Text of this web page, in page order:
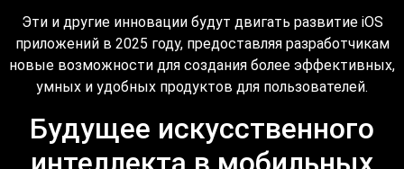
Эти и другие инновации будут двигать развитие iOS
приложений в 2025 году, предоставляя разработчикам
новые возможности для создания более эффективных,
умных и удобных продуктов для пользователей.
Будущее искусственного